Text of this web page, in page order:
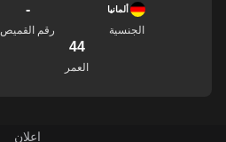
ألمانيا
الجنسية
-
رقم القميص
44
العمر